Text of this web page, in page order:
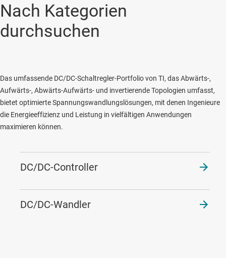
Nach Kategorien
durchsuchen
Das umfassende DC/DC-Schaltregler-Portfolio von TI, das Abwärts-,
Aufwärts-, Abwärts-Aufwärts- und invertierende Topologien umfasst,
bietet optimierte Spannungswandlungslösungen, mit denen Ingenieure
die Energieeffizienz und Leistung in vielfältigen Anwendungen
maximieren können.
DC/DC-Controller
DC/DC-Wandler